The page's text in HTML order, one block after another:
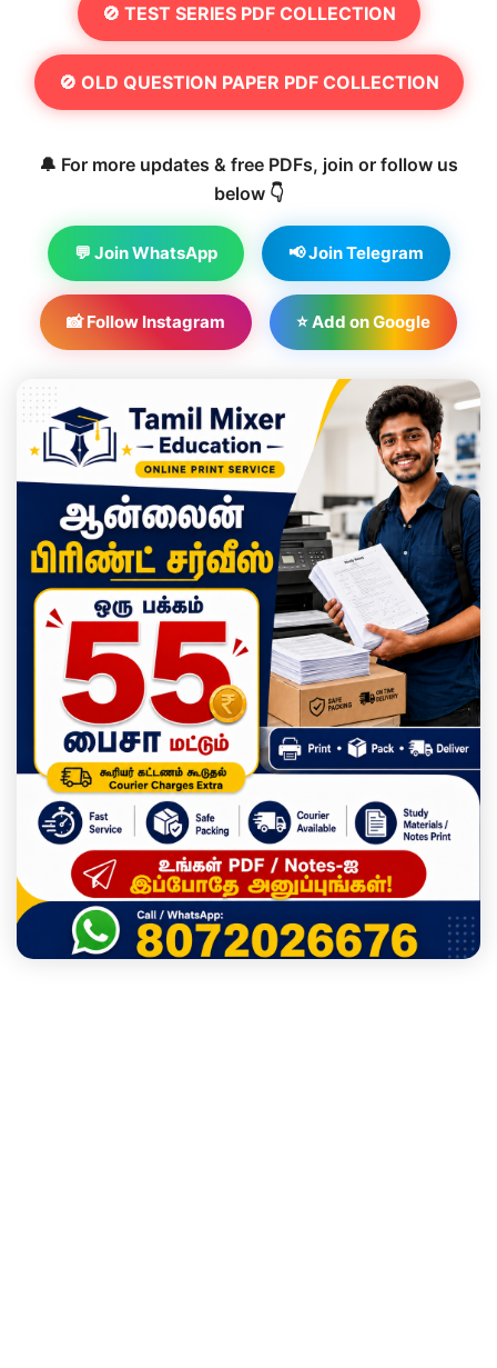
🚫 TEST SERIES PDF COLLECTION
🚫 OLD QUESTION PAPER PDF COLLECTION
🔔 For more updates & free PDFs, join or follow us
below 👇
💬 Join WhatsApp 📢 Join Telegram
📸 Follow Instagram ⭐ Add on Google